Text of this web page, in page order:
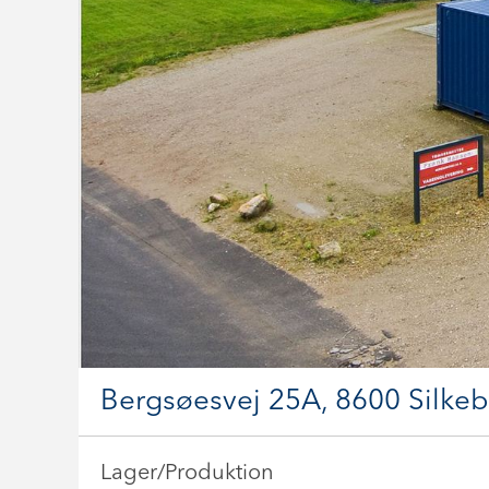
Bergsøesvej 25A, 8600
Lager/Produktion